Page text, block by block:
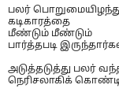
பலர்
கடிகாரத்தை
மீண்டும் மீண்டும்
பார்த்தபடி
அடுத்தடுத்து
நெரிசலாகிக்